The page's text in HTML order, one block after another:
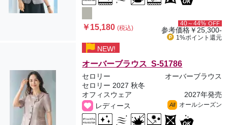
￥15,180(税込)
40～44% OFF
参考価格￥25,300-
1%ポイント 還元
NEW!
オーバーブラウス S-51786
セロリー
オーバーブラウス
セロリー 2027 秋冬
オフィスウェア
2027年発売
レディース
All オールシーズン